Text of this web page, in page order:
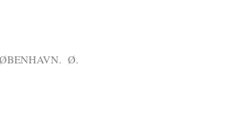
Ø.